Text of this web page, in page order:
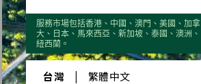
服務市場包括香港、中國、澳門、美國、加拿
大、日本、馬來西亞、新加坡、泰國、澳洲、
紐西蘭。
台灣 繁體中文